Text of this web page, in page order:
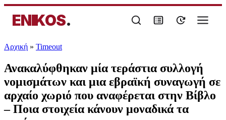
ENIKOS.
Αρχική » Timeout
Ανακαλύφθηκαν μία τεράστια συλλογή
νομισμάτων και μια εβραϊκή συναγωγή σε
αρχαίο χωριό που αναφέρεται στην Βίβλο
– Ποια στοιχεία κάνουν μοναδικά τα